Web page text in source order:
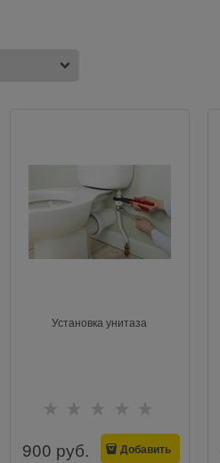
Установка унитаза
900 руб. Добавить